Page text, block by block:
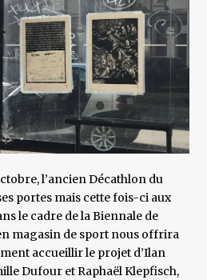
l’ancien Décathlon du
portes mais cette fois-ci aux
le cadre de la Biennale de
magasin de sport nous offrira
accueillir le projet d’Ilan
Dufour et Raphaël Klepfisch,